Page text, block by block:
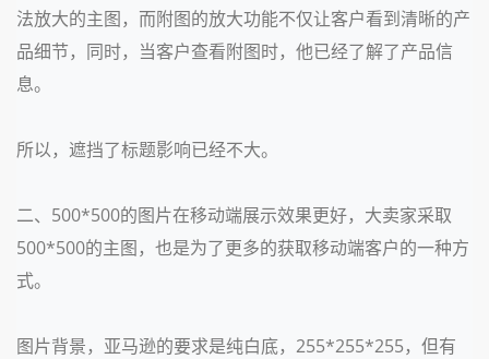
法放大的主图，而附图的放大功能不仅让客户看到清晰的产
品细节，同时，当客户查看附图时，他已经了解了产品信
息。
所以，遮挡了标题影响已经不大。
二、500*500的图片在移动端展示效果更好，大卖家采取
500*500的主图，也是为了更多的获取移动端客户的一种方
式。
图片背景，亚马逊的要求是纯白底，255*255*255，但有